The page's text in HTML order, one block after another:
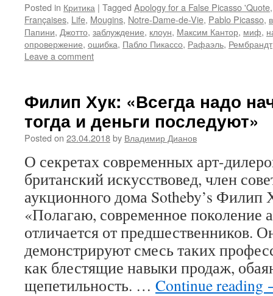
Posted in Критика | Tagged Apology for a False Picasso 'Quote
Françaises, Life, Mougins, Notre-Dame-de-Vie, Pablo Picasso,
Папини, Джотто, заблуждение, клоун, Максим Кантор, миф,
опровержение, ошибка, Пабло Пикассо, Рафаэль, Рембрандт
Leave a comment
Филип Хук: «Всегда надо
тогда и деньги последуют»
Posted on 23.04.2018by Владимир Дианов
О секретах современных арт-
британский искусствовед, член
аукционного дома Sotheby’s
«Полагаю, современное поколение
отличается от предшественников.
демонстрируют смесь таких
как блестящие навыки продаж,
щепетильность. … Continue reading